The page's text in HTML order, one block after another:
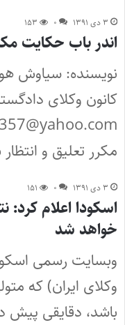
۳ دی ۱۳۹۱ ۰ ۱۵۳
اندر باب حکایت
نویسنده: سیاوش
کانون وکلای
مکرر تعلیق و
۳ دی ۱۳۹۱ ۰ ۱۵۱
اسکودا اعلام
خواهد شد
وبسایت رسمی
وکلای ایران) که
باشد، دقایقی